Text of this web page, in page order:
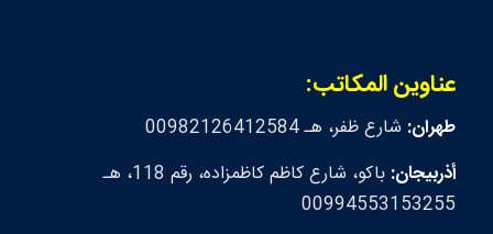
عناوين المكاتب:
طهران: شارع ظفر، هـ 00982126412584
أذربيجان:
باكو، شارع كاظم كاظمزاده، رقم 118، هـ
00994553153255